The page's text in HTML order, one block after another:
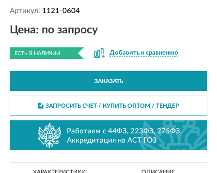
Артикул: 1121-0604
Цена: по запросу
ЕСТЬ В НАЛИЧИИ Добавить к сравнению
ЗАКАЗАТЬ
ЗАПРОСИТЬ СЧЕТ / КУПИТЬ ОПТОМ/ ТЕНДЕР
Работаем с 44ФЗ, 223ФЗ, 275ФЗ
Аккредитация на АСТ ГОЗ